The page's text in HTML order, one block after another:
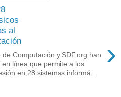
al
›
de Computación y SDF.org han
en línea que permite a los
en 28 sistemas informá...